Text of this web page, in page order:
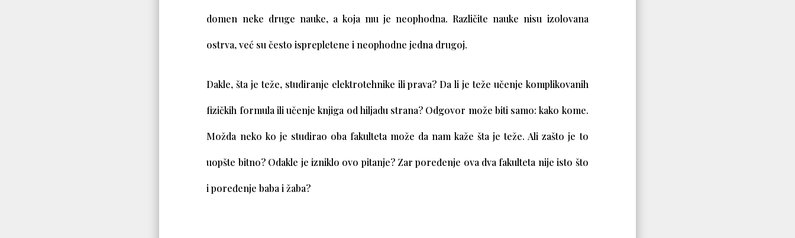
domen neke druge nauke, a koja mu je neophodna. Različite nauke nisu izolovana
ostrva, već su često isprepletene i neophodne jedna drugoj.
Dakle, šta je teže, studiranje elektrotehnike ili prava? Da li je teže učenje komplikovanih
fizičkih formula ili učenje knjiga od hiljadu strana? Odgovor može biti samo: kako kome.
Možda neko ko je studirao oba fakulteta može da nam kaže šta je teže. Ali zašto je to
uopšte bitno? Odakle je izniklo ovo pitanje? Zar poređenje ova dva fakulteta nije isto što
i poređenje baba i žaba?